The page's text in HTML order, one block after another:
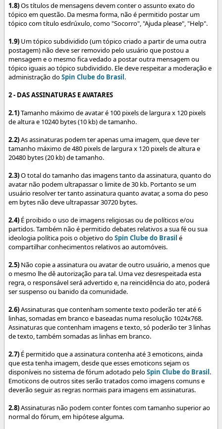
1.8)Os títulos de mensagens devem conter o assunto exato do
tópico em questão. Da mesma forma, não é permitido postar um
tópico com título esdrúxulo, como "Socorro", "Ajuda please", "Help".
1.9) Um tópico subdividido (um tópico criado a partir de uma outra
postagem) não deve ser removido pelo usuário que postou a
mensagem e o mesmo fica vedado a postar outra mensagem ou
tópico iguais ao tópico subdividido. Ele deve respeitar a moderação e
administração doSpin Clube do Brasil.
2 - DAS ASSINATURAS E AVATARES
2.1)Tamanho máximo de avatar é 100 pixels de largura x 120 pixels
de altura e 10240 bytes (10 kb) de tamanho.
2.2)As assinaturas podem ter apenas uma imagem, que deve ter
tamanho máximo de 480 pixels de largura x 120 pixels de altura e
20480 bytes (20 kb) de tamanho.
2.3)O total do tamanho das imagens tanto da assinatura, quanto do
avatar não podem ultrapassar o limite de 30 kb. Portanto se um
usuário resolver ter tanto assinatura quanto avatar, a soma do peso
em bytes não deve ultrapassar 30720 bytes.
2.4) É proibido o uso de imagens religiosas ou de políticos e/ou
partidos. Também não é permitido debates relativos a sua fé ou sua
ideologia política pois o objetivo doSpin Clube do Brasil é
compartilhar conhecimentos relativos ao automóveis.
2.5) Não copie a assinatura ou avatar de outro usuário, a menos que
o mesmo lhe dê autorização para tal. Uma vez desrespeitada esta
regra, o responsável será advertido e, na reincidência do ato, poderá
ser suspenso ou banido da comunidade.
2.6)Assinaturas que contenham somente texto poderão ter até 6
linhas, somadas em branco e baseadas numa resolução 1024x768.
Assinaturas que contenham imagens e texto, só poderão ter 3 linhas
de texto, também somadas as linhas em branco.
2.7) É permitido que a assinatura contenha até 3 emoticons, ainda
que esta tenha imagem, desde que esses emoticons sejam os
disponíveis no sistema de fórum adotado peloSpin Clube do Brasil.
Emoticons de outros sites serão tratados como imagens comuns e
deverão seguir as regras normais para imagens em assinaturas.
2.8)Assinaturas não podem conter fontes com tamanho superior ao
normal do fórum, em hipótese alguma.